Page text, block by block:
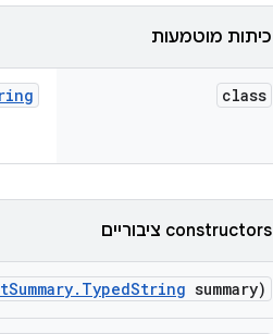
כיתות מוטמעות
class
‫constructors ציבוריים
Summary. TypedString summary)